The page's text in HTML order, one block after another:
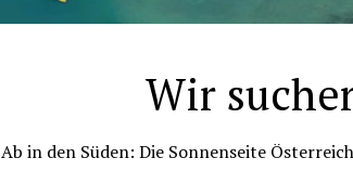
Wir
Ab in den Süden: Die Sonnenseite